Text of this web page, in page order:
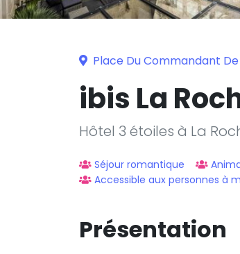
Place Du Commandant De
ibis La
Hôtel 3 étoiles à La
Séjour romantique
Accessible aux personnes à
Présentation